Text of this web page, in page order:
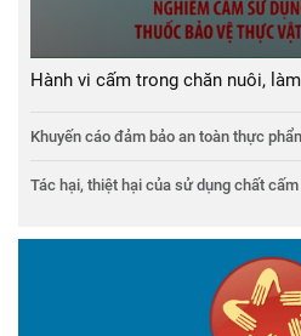
Hành vi cấm trong chăn nuôi,
Khuyến cáo đảm bảo an toàn thực
Tác hại, thiệt hại của sử dụng chất